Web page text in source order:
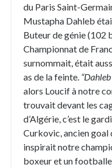
du Paris Saint-
Mustapha Dahleb
Buteur de génie (102
Championnat de
surnommait, était
as de la feinte.
alors Loucif à notre
trouvait devant les
d’Algérie, c’est le
Curkovic, ancien goal
inspirait notre
boxeur et un